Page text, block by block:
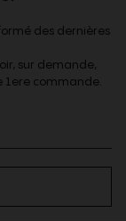
des dernières
sur demande,
1ere commande.